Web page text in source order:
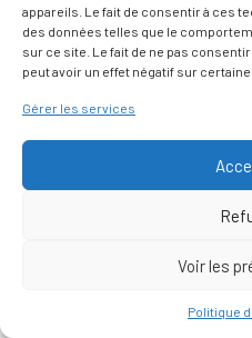
appareils. Le fait de consentir à ces
des données telles que le
sur ce site. Le fait de ne pas
peut avoir un effet négatif sur
Gérer les services
Voir les
Politique